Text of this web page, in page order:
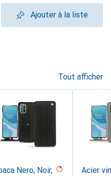
Ajouter à la liste
Tout afficher
Nero, Noir,
Acier